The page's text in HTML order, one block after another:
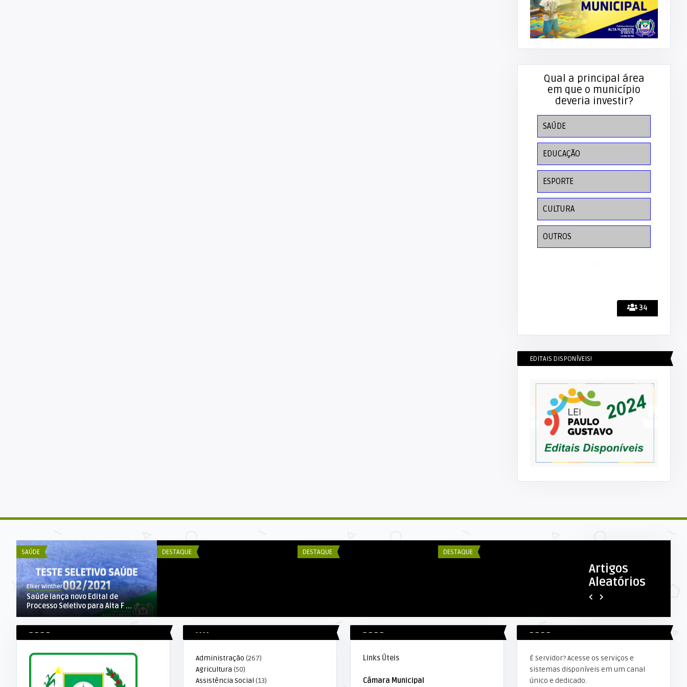
34
Qual a principal área
em que o município
deveria investir?
SAÚDE
EDUCAÇÃO
ESPORTE
CULTURA
OUTROS
EDITAIS DISPONÍVEIS!
Artigos
Aleatórios
SAÚDE
Elker Winther
Saúde lança novo Edital de
Processo Seletivo para Alta F ...
DESTAQUE
RESULTADO PARCIAL CLASSIFICAÇÃO
DESTAQUE
Prefeitura aterra entrada da linha
DESTAQUE
Escola Municipal 17 de Junho
Elker Winther
Queijo de alta Floresta
– – – – - - - -
Administração (267)
Agricultura (50)
Assistência Social (13)
– – – –
Links Úteis
Câmara Municipal
– – – –
É Servidor? Acesse os serviços e
sistemas disponíveis em um canal
único e dedicado.